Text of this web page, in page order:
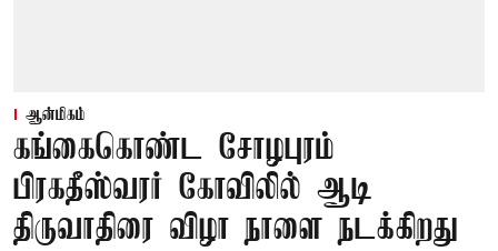
ஆன்மிகம்
கங்கைகொண்ட சோழபுரம்
பிரகதீஸ்வரர் கோவிலில் ஆடி
திருவாதிரை விழா நாளை நடக்கிறது